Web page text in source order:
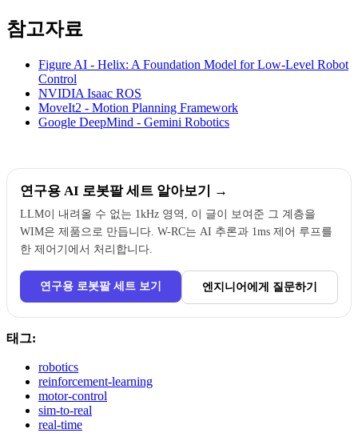
참고자료
Figure AI - Helix: A Foundation Model for Low-Level Robot
Control
NVIDIA Isaac ROS
MoveIt2 - Motion Planning Framework
Google DeepMind - Gemini Robotics
연구용 AI 로봇팔 세트 알아보기 →
LLM이 내려올 수 없는 1kHz 영역, 이 글이 보여준 그 계층을
WIM은 제품으로 만듭니다. W-RC는 AI 추론과 1ms 제어 루프를
한 제어기에서 처리합니다.
연구용 로봇팔 세트 보기 엔지니어에게 질문하기
태그:
robotics
reinforcement-learning
motor-control
sim-to-real
real-time